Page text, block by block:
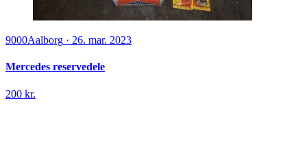
9000Aalborg · 26. mar. 2023
Mercedes reservedele
200 kr.